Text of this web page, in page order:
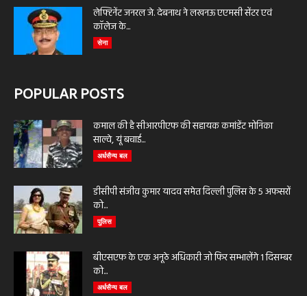
लेफ्टिनेंट जनरल जे. देबनाथ ने लखनऊ एएमसी सेंटर एवं
कॉलेज के...
सेना
POPULAR POSTS
कमाल की है सीआरपीएफ की सहायक कमांडेंट मोनिका
साल्वे, यूं बचाई...
अर्धसैन्य बल
डीसीपी संजीव कुमार यादव समेत दिल्ली पुलिस के 5 अफसरों
को...
पुलिस
बीएसएफ के एक अनूठे अधिकारी जो फिर सम्भालेंगे 1 दिसम्बर
को...
अर्धसैन्य बल